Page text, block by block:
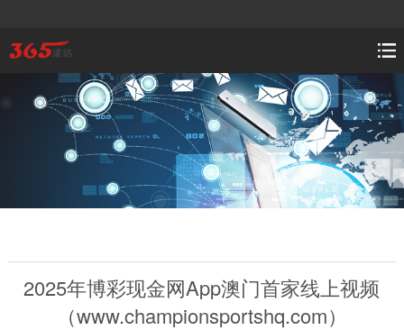
2025年博彩现金网App澳门首家线上视频
（www.championsportshq.com）